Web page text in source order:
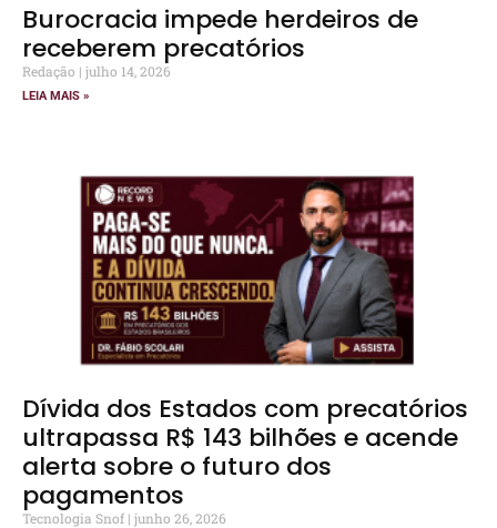
Burocracia impede herdeiros de
receberem precatórios
Redação julho 14, 2026
LEIA MAIS »
Dívida dos Estados com precatórios
ultrapassa R$ 143 bilhões e acende
alerta sobre o futuro dos
pagamentos
Tecnologia Snof junho 26, 2026